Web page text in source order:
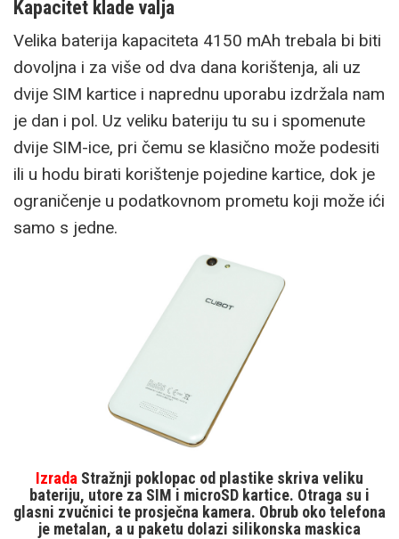
Kapacitet klade valja
Velika baterija kapaciteta 4150 mAh trebala bi biti
dovoljna i za više od dva dana korištenja, ali uz
dvije SIM kartice i naprednu uporabu izdržala nam
je dan i pol. Uz veliku bateriju tu su i spomenute
dvije SIM-ice, pri čemu se klasično može podesiti
ili u hodu birati korištenje pojedine kartice, dok je
ograničenje u podatkovnom prometu koji može ići
samo s jedne.
Izrada Stražnji poklopac od plastike skriva veliku
bateriju, utore za SIM i microSD kartice. Otraga su i
glasni zvučnici te prosječna kamera. Obrub oko telefona
je metalan, a u paketu dolazi silikonska maskica